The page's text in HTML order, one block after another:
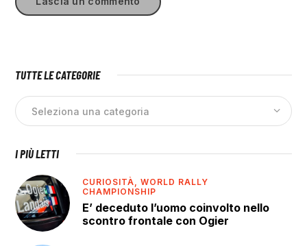
TUTTE LE CATEGORIE
I PIÙ LETTI
CURIOSITÀ,WORLD RALLY
CHAMPIONSHIP
E’ deceduto l’uomo coinvolto nello
scontro frontale con Ogier